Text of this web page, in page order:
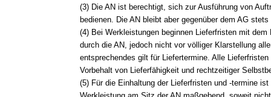
(3) Die AN ist berechtigt, sich zur Ausführung von
bedienen. Die AN bleibt aber gegenüber dem AG
(4) Bei Werkleistungen beginnen Lieferfristen mit
durch die AN, jedoch nicht vor völliger Klarstellung
entsprechendes gilt für Liefertermine. Alle
Vorbehalt von Lieferfähigkeit und rechtzeitiger
(5) Für die Einhaltung der Lieferfristen und -termine